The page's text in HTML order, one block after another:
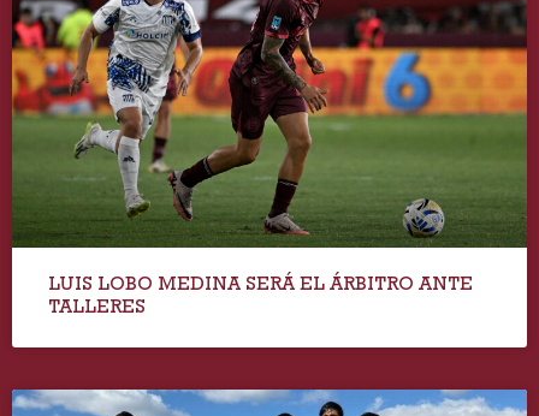
LUIS LOBO MEDINA SERÁ EL ÁRBITRO ANTE
TALLERES